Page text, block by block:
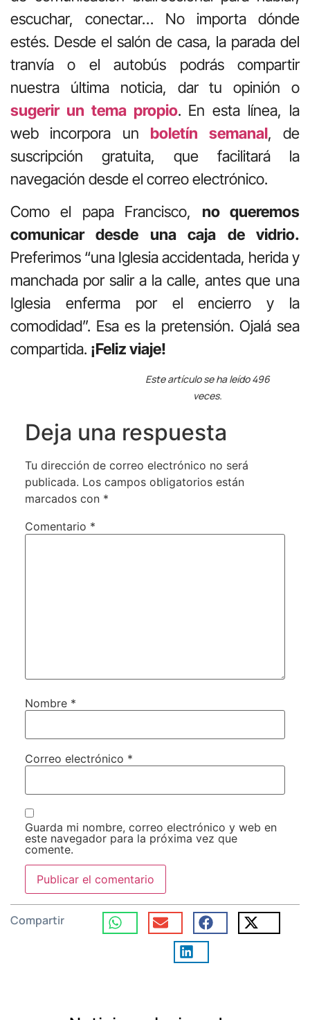
escuchar, conectar… No importa dónde
estés. Desde el salón de casa, la parada del
tranvía o el autobús podrás compartir
nuestra última noticia, dar tu opinión o
sugerir un tema propio. En esta línea, la
web incorpora un boletín semanal, de
suscripción gratuita, que facilitará la
navegación desde el correo electrónico.
Como el papa Francisco, no queremos
comunicar desde una caja de vidrio.
Preferimos “una Iglesia accidentada, herida y
manchada por salir a la calle, antes que una
Iglesia enferma por el encierro y la
comodidad”. Esa es la pretensión. Ojalá sea
compartida. ¡Feliz viaje!
Este artículo se ha leído 496
veces.
Deja una respuesta
Tu dirección de correo electrónico no será
publicada. Los campos obligatorios están
marcados con *
Comentario *
Nombre *
Correo electrónico *
Guarda mi nombre, correo electrónico y web en
este navegador para la próxima vez que
comente.
Compartir